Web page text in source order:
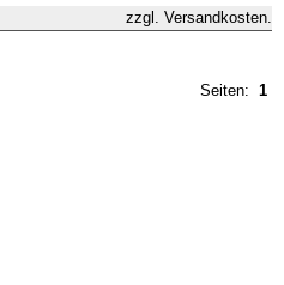
zzgl. Versandkosten.
Seiten: 1